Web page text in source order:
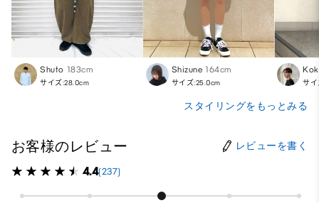
Shuto 183cm
サイズ:28.0cm
Shizune 164cm
サイズ:25.0cm サイ
スタイリングをもっとみる
お客様のレビュー レビューを書く
4.4(237)